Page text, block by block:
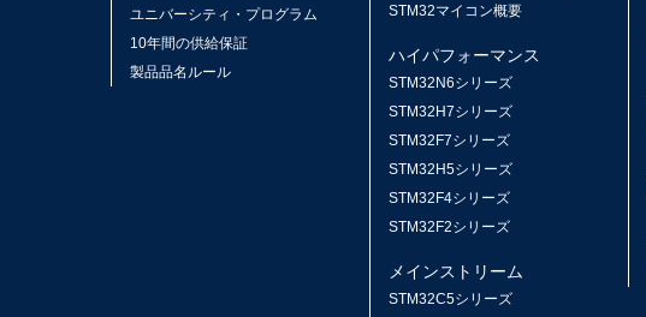
ユニバーシティ・プログラム
10年間の供給保証
製品品名ルール
STM32マイコン概要
ハイパフォーマンス
STM32N6シリーズ
STM32H7シリーズ
STM32F7シリーズ
STM32H5シリーズ
STM32F4シリーズ
STM32F2シリーズ
メインストリーム
STM32C5シリーズ